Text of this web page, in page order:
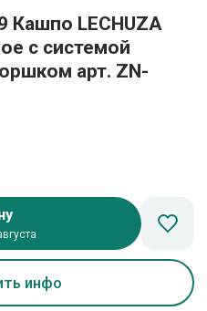
Кашпо LECHUZA
с системой
арт. ZN-
инфо